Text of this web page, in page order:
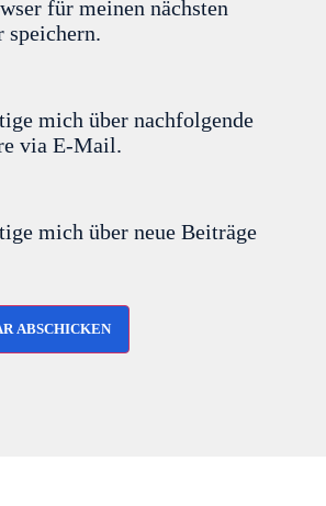
für meinen nächsten
speichern.
mich über nachfolgende
via E-Mail.
mich über neue Beiträge